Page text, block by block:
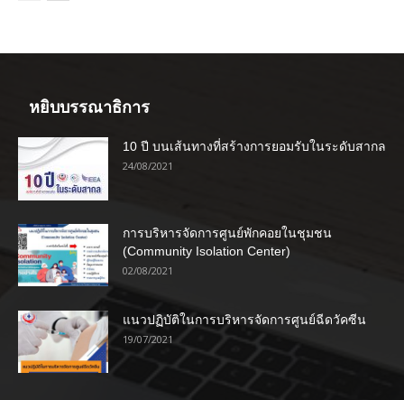
หยิบบรรณาธิการ
10 ปี บนเส้นทางที่สร้างการยอมรับในระดับสากล
24/08/2021
การบริหารจัดการศูนย์พักคอยในชุมชน
(Community Isolation Center)
02/08/2021
แนวปฏิบัติในการบริหารจัดการศูนย์ฉีดวัคซีน
19/07/2021